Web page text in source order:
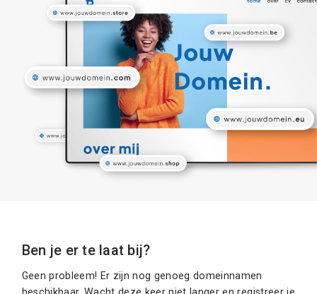
Ben je er te laat bij?
Geen probleem! Er zijn nog genoeg domeinnamen
beschikbaar. Wacht deze keer niet langer en registreer je